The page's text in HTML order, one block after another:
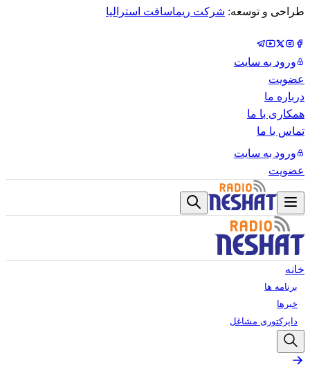
طراحی و توسعه: شرکت ریماسافت استرالیا
ورود به سایت
عضویت
درباره ما
همکاری با ما
تماس با ما
ورود به سایت
عضویت
خانه
برنامه ها
خبرها
دایرکتوری مشاغل